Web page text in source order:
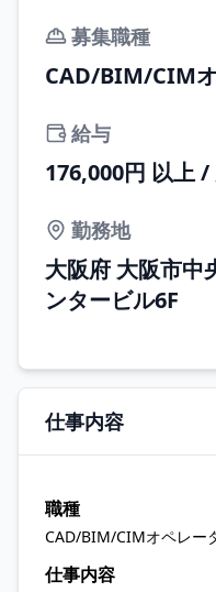
募集職種
CAD/BIM/CIM
給与
176,000円 以上 /
勤務地
大阪府 大阪市中
ンタービル6F
仕事内容
職種
CAD/BIM/CIMオペレー
仕事内容